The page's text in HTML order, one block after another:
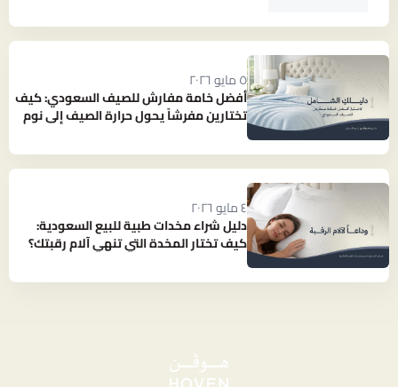
٥ مايو ٢٠٢٦
أفضل خامة مفارش للصيف السعودي: كيف
تختارين مفرشاً يحول حرارة الصيف إلى نوم
٤ مايو ٢٠٢٦
دليل شراء مخدات طبية للبيع السعودية:
كيف تختار المخدة التي تنهي آلام رقبتك؟